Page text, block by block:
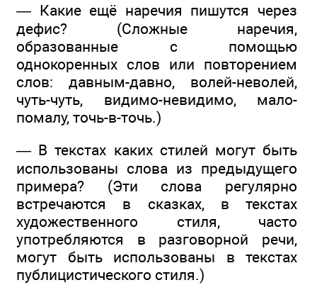
— Какие ещё наречия пишутся через
дефис? (Сложные наречия,
образованные с помощью
однокоренных слов или повторением
слов: давным-давно, волей-неволей,
чуть-чуть, видимо-невидимо, мало-
помалу, точь-в-точь.)
— В текстах каких стилей могут быть
использованы слова из предыдущего
примера? (Эти слова регулярно
встречаются в сказках, в текстах
художественного стиля, часто
употребляются в разговорной речи,
могут быть использованы в текстах
публицистического стиля.)